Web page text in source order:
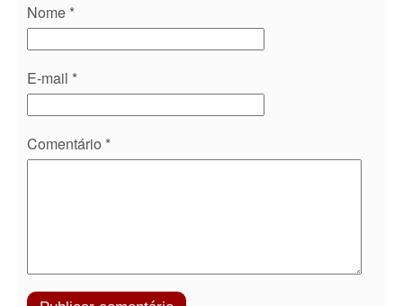
Nome *
E-mail *
Comentário *